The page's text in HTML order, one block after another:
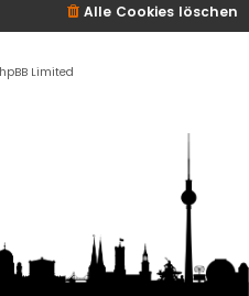
Alle Cookies löschen
Limited